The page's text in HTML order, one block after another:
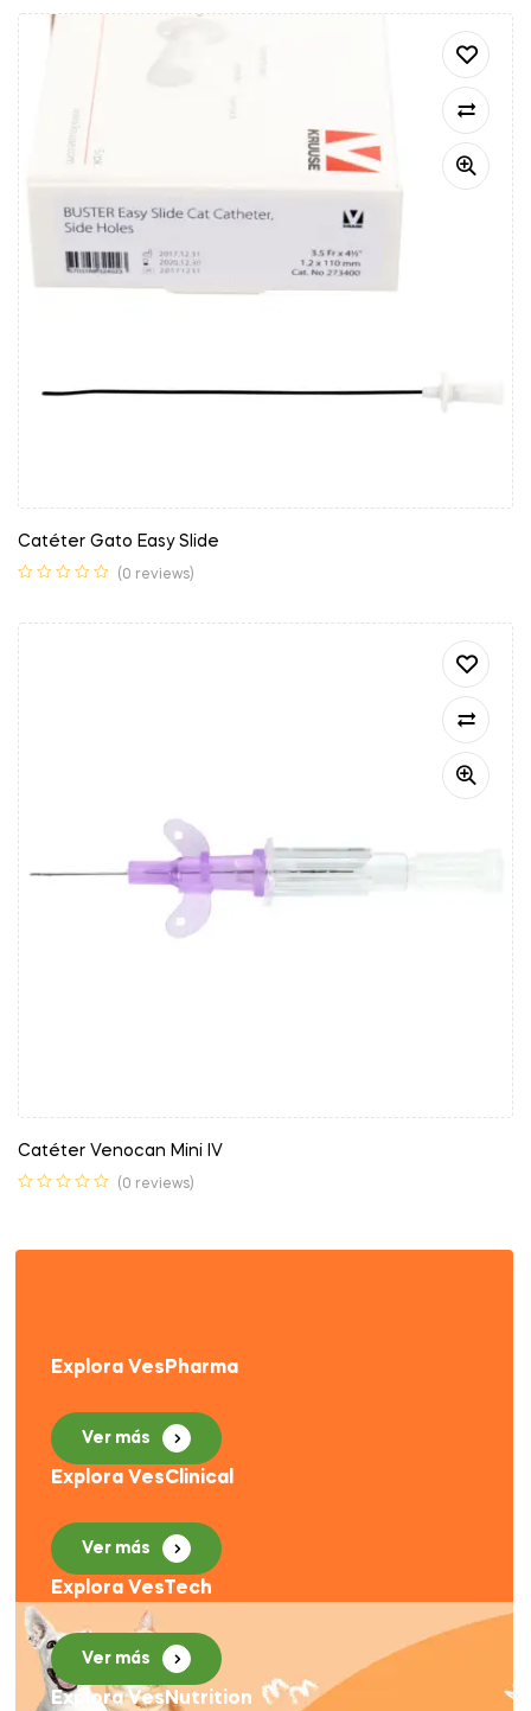
Catéter Gato Easy Slide
(0 reviews)
Catéter Venocan Mini IV
(0 reviews)
Explora VesPharma
Ver más
Explora VesClinical
Ver más
Explora VesTech
Ver más
Explora VesNutrition